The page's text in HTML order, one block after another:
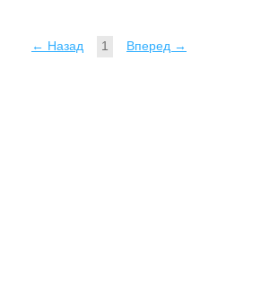
← Назад 1 Вперед →